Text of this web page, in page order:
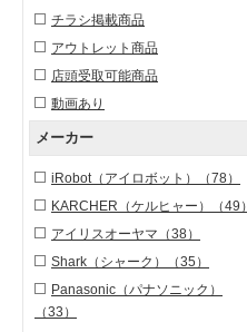
チラシ掲載商品
アウトレット商品
店頭受取可能商品
動画あり
メーカー
iRobot（アイロボット）
（78）
KARCHER（ケルヒャー）
（49）
アイリスオーヤマ （38）
Shark（シャーク）
（35）
Panasonic（パナソニック）
（33）